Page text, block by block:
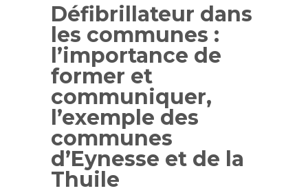
Défibrillateur dans
les communes :
l’importance de
former et
communiquer,
l’exemple des
communes
d’Eynesse et de la
Thuile